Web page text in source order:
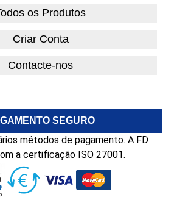
os Produtos
Criar Conta
Contacte-nos
SEGURO
métodos de pagamento. A FD
a certificação ISO 27001.